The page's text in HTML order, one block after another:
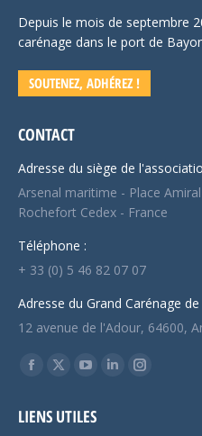
Depuis le mois de septembre
carénage dans le port de
SOUTENEZ, ADHÉREZ !
CONTACT
Adresse du siège de
Arsenal maritime - Place
Rochefort Cedex - France
Téléphone :
+ 33 (0) 5 46 82 07 07
Adresse du Grand Carénage
12 avenue de l'Adour, 64600,
Trouvez nous sur :
Facebook
opens
X
opens
YouTube
opens
LinkedInInstagram
LIENS UTILES